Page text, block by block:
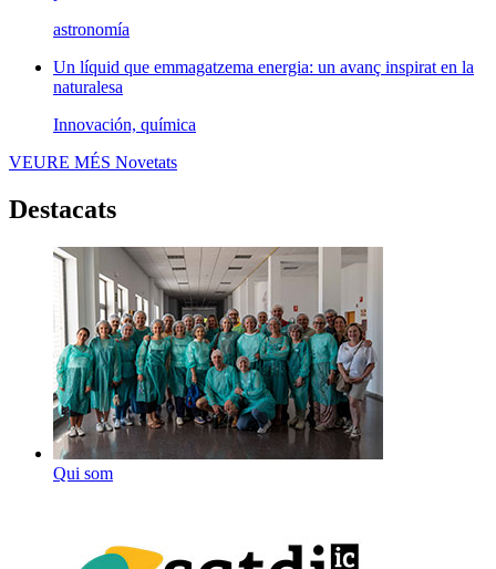
astronomía
Un líquid que emmagatzema energia: un avanç inspirat en la
naturalesa
Innovación, química
VEURE MÉS Novetats
Destacats
Qui som